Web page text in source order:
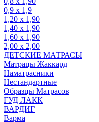
0,9 х 1,9
1,20 х 1,90
1,40 х 1,90
1,60 х 1,90
2,00 х 2,00
ДЕТСКИЕ МАТРАСЫ
Матрацы Жаккард
Наматрасники
Нестандартные
Образцы Матрасов
ГУД ЛАКК
ВАРДИГ
Варма